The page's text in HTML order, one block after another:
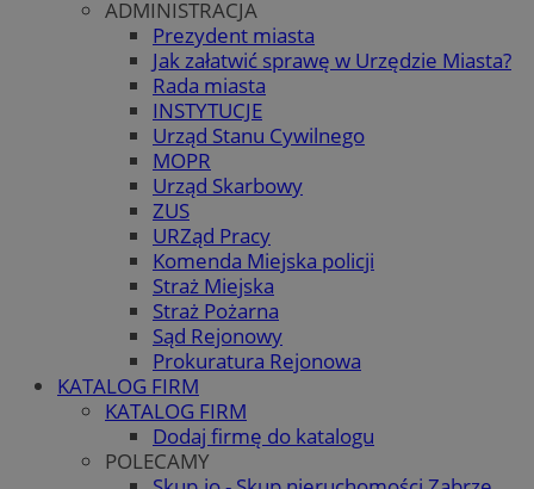
ADMINISTRACJA
Prezydent miasta
Jak załatwić sprawę w Urzędzie Miasta?
Rada miasta
INSTYTUCJE
Urząd Stanu Cywilnego
MOPR
Urząd Skarbowy
ZUS
URZąd Pracy
Komenda Miejska policji
Straż Miejska
Straż Pożarna
Sąd Rejonowy
Prokuratura Rejonowa
KATALOG FIRM
KATALOG FIRM
Dodaj firmę do katalogu
POLECAMY